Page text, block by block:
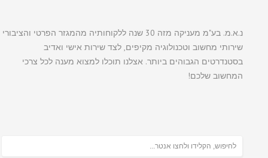
נ.א.מ. בע"מ מעניקה מזה 30 שנה ללקוחותיה מהמגזר הפרטי והציבורי
שירותי מחשוב וטכנולוגיה מקיפים, לצד שירות אישי ואדיב
בסטנדרטים הגבוהים ביותר. אצלנו תוכלו למצוא מענה לכל צרכי
המחשוב שלכם!